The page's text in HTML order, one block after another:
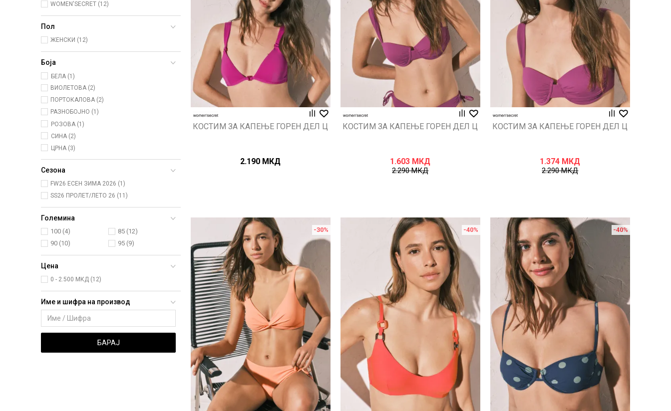
WOMEN'SECRET (12)
Пол
ЖЕНСКИ (12)
Боја
БЕЛА (1)
ВИОЛЕТОВА (2)
ПОРТОКАЛОВА (2)
РАЗНОБОЈНО (1)
РОЗОВА (1)
СИНА (2)
ЦРНА (3)
Сезона
FW26 ЕСЕН ЗИМА 2026 (1)
SS26 ПРОЛЕТ/ЛЕТО 26 (11)
Големина
100 (4) 85 (12)
90 (10) 95 (9)
Цена
0 - 2.500 МКД (12)
Име и шифра на производ
БАРАЈ
Uporedi
КОСТИМ ЗА КАПЕЊЕ ГОРЕН ДЕЛ Ц
2.190 МКД
Uporedi
КОСТИМ ЗА КАПЕЊЕ ГОРЕН ДЕЛ Ц
1.603 МКД
2.290МКД
Uporedi
КОСТИМ ЗА КАПЕЊЕ ГОРЕН ДЕЛ Ц
1.374 МКД
2.290МКД
Uporedi
-30% -40%
Uporedi
-40%